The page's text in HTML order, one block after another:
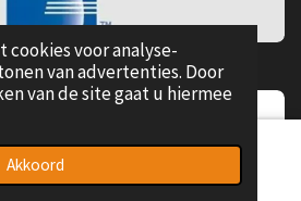
voor analyse-
van advertenties. Door
van de site gaat u hiermee
Akkoord
Telefoonnummer